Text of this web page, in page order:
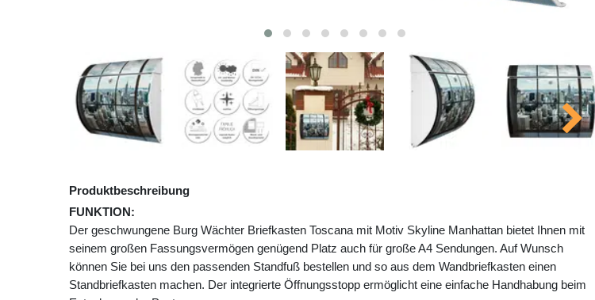
Produktbeschreibung
FUNKTION:
Der geschwungene Burg Wächter Briefkasten Toscana mit Motiv Skyline Manhattan bietet Ihnen mit
seinem großen Fassungsvermögen genügend Platz auch für große A4 Sendungen. Auf Wunsch
können Sie bei uns den passenden Standfuß bestellen und so aus dem Wandbriefkasten einen
Standbriefkasten machen. Der integrierte Öffnungsstopp ermöglicht eine einfache Handhabung beim